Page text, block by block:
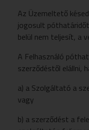
Az Üzemeltető
jogosult
belül nem teljesít, a
A Felhasználó
szerződéstől elállni,
a) a Szolgáltató a
vagy
b) a szerződést a